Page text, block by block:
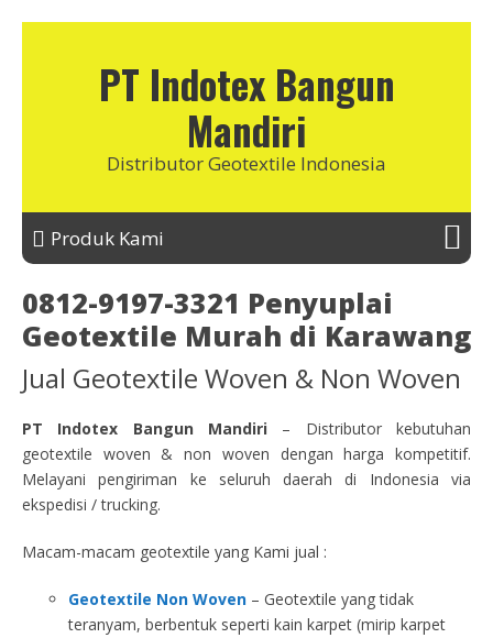
PT Indotex Bangun
Mandiri
Distributor Geotextile Indonesia
Produk Kami
0812-9197-3321 Penyuplai
Geotextile Murah di Karawang
Jual Geotextile Woven & Non Woven
PT Indotex Bangun Mandiri – Distributor kebutuhan
geotextile woven & non woven dengan harga kompetitif.
Melayani pengiriman ke seluruh daerah di Indonesia via
ekspedisi / trucking.
Macam-macam geotextile yang Kami jual :
Geotextile Non Woven – Geotextile yang tidak
teranyam, berbentuk seperti kain karpet (mirip karpet